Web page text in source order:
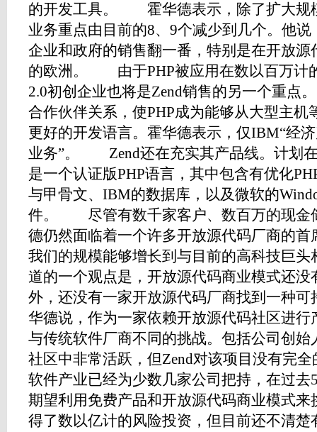
的开发工具。 霍华德表示，除了扩大规
业务重点由目前的8、9个减少到几个。他
企业和政府的销售翻一番，特别是在开放
的欧洲。 由于PHP被应用在数以百万计
2.0初创企业也将是Zend销售的另一个重
合作伙伴关系，使PHP成为能够从大型主机
更好的开发语言。霍华德表示，仅IBM“经
业务”。 Zend还在充实其产品线。计划在
是一个认证版PHP语言，其中包含有优化
与甲骨文、IBM的数据库，以及微软的
件。 尽管有数千家客户、数百万的现金
德仍然面临着一个许多开放源代码厂商的
我们的规模能够增长到与目前的高科技
道的一个观点是，开放源代码商业模式还没
外，还没有一家开放源代码厂商找到一
华德说，作为一家依赖开放源代码社区进
与传统软件厂商不同的挑战。包括公司创始
社区中非常活跃，但Zend对该项目没有
软件产业已经为少数几家公司把持，在过去
期望利用免费产品和开放源代码商业模式
得了数以亿计的风险投资，但目前还不清